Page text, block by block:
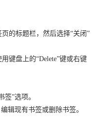
的标题栏，然后选择“关闭”
键盘上的“Delete”键或右键
”选项。
辑现有书签或删除书签。